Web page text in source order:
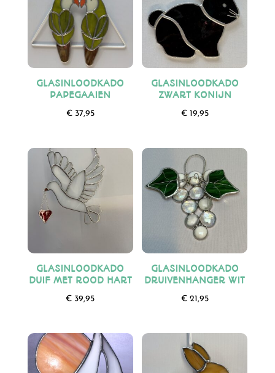
GLASINLOODKADO
PAPEGAAIEN
€37,95
GLASINLOODKADO
ZWART KONIJN
€19,95
GLASINLOODKADO
DUIF MET ROOD HART
€ 39,95
GLASINLOODKADO
DRUIVENHANGER WIT
€21,95